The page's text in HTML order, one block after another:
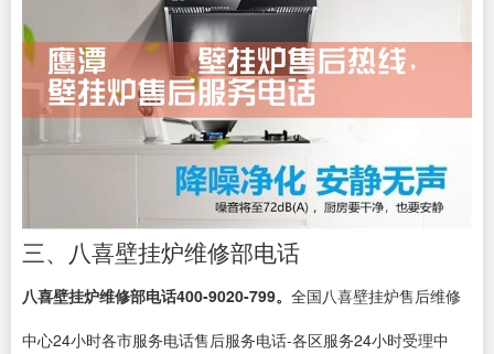
三、八喜壁挂炉维修部电话
八喜壁挂炉维修部电话400-9020-799。 全国八喜壁挂炉售后维修
中心24小时各市服务电话售后服务电话-各区服务24小时受理中